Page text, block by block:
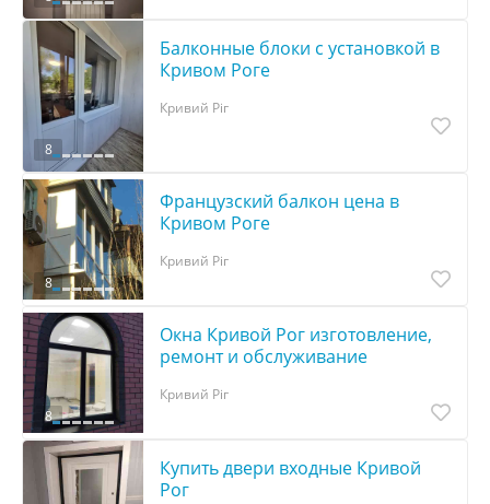
8
Балконные блоки с установкой в
Кривом Роге
Кривий Ріг
8
Французский балкон цена в
Кривом Роге
Кривий Ріг
8
Окна Кривой Рог изготовление,
ремонт и обслуживание
Кривий Ріг
Купить двери входные Кривой
Рог